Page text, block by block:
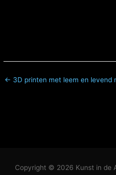
← 3D printen met leem en levend
Copyright © 2026 Kunst in de